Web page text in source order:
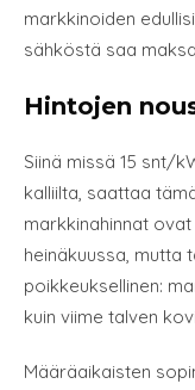
markkinoiden
sähköstä saa
Hintojen
Siinä missä 15 snt/
kalliilta, saattaa
markkinahinnat
heinäkuussa, mutta
poikkeuksellinen:
kuin viime talven
Määräaikaisten